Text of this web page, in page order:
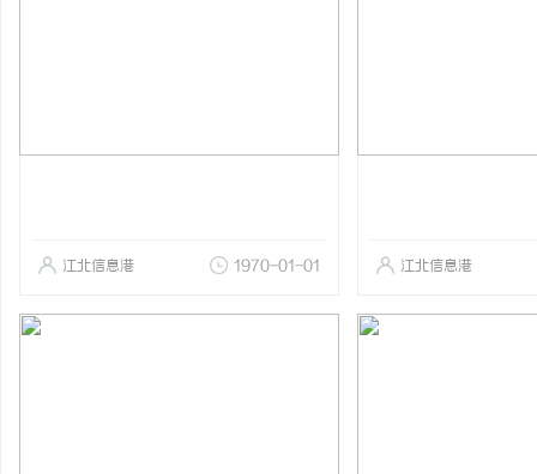
江北信息港 1970-01-01 江北信息港